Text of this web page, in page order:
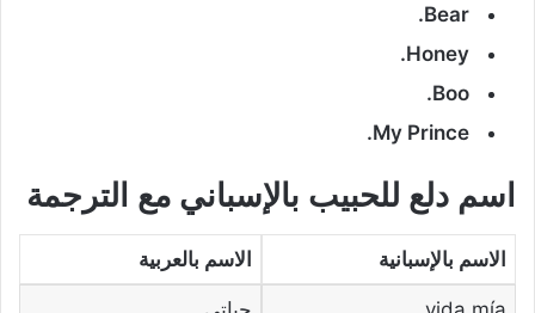
اسم دلع للحبيب بالإسباني مع الترجمة
الاسم بالإسبانية الاسم بالعربية